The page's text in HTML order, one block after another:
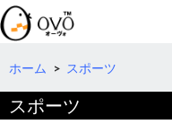
検
索
コ
テ
へ
ホーム > スポーツ
スポーツ